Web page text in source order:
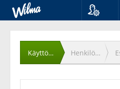
Svenska
English
Käyttöehtojen
hyväksyminen
Käyttöehdot Henkilötiedot